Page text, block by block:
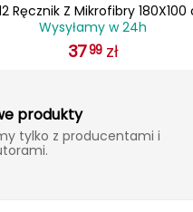
Ręcznik Z Mikrofibry 180X100
NILS AQUA
Wysyłamy w 24h
3799 zł
produkty
tylko z producentami i